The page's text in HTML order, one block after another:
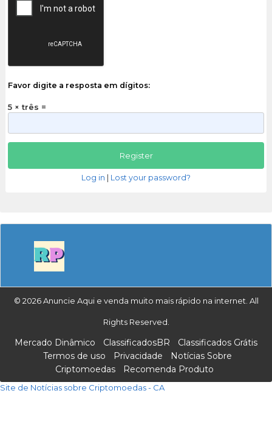
Favor digite a resposta em dígitos:
5 × três =
Log in Lost your password?
© 2026 Anuncie Aqui e venda muito mais rápido na internet. All
Rights Reserved.
Mercado Dinâmico ClassificadosBR
Classificados Grátis
Termos de uso
Privacidade
Notícias Sobre
Criptomoedas
Recomenda Produto
Site de Notícias sobre Criptomoedas - CA